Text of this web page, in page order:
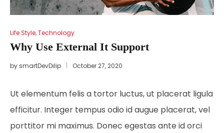
Life Style,Technology
Why Use External It Support
bysmartDevDilip October 27, 2020
Ut elementum felis a tortor luctus, ut placerat ligula
efficitur. Integer tempus odio id augue placerat, vel
porttitor mi maximus. Donec egestas ante id orci